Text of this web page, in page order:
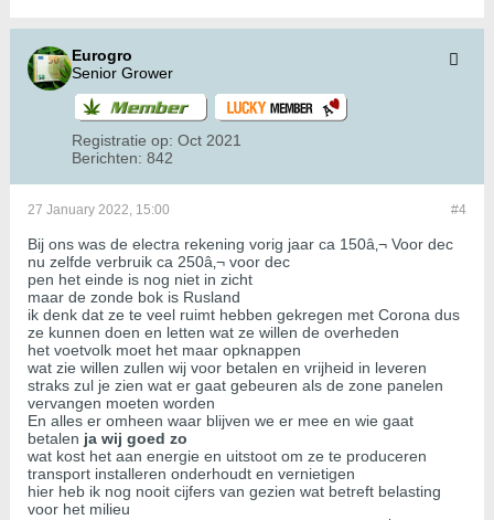
Eurogro
Senior Grower
Registratie op: Oct 2021
Berichten: 842
#4
27 January 2022, 15:00
Bij ons was de electra rekening vorig jaar ca 150â‚¬ Voor dec
nu zelfde verbruik ca 250â‚¬ voor dec
pen het einde is nog niet in zicht
maar de zonde bok is Rusland
ik denk dat ze te veel ruimt hebben gekregen met Corona dus
ze kunnen doen en letten wat ze willen de overheden
het voetvolk moet het maar opknappen
wat zie willen zullen wij voor betalen en vrijheid in leveren
straks zul je zien wat er gaat gebeuren als de zone panelen
vervangen moeten worden
En alles er omheen waar blijven we er mee en wie gaat
betalen ja wij goed zo
wat kost het aan energie en uitstoot om ze te produceren
transport installeren onderhoudt en vernietigen
hier heb ik nog nooit cijfers van gezien wat betreft belasting
voor het milieu